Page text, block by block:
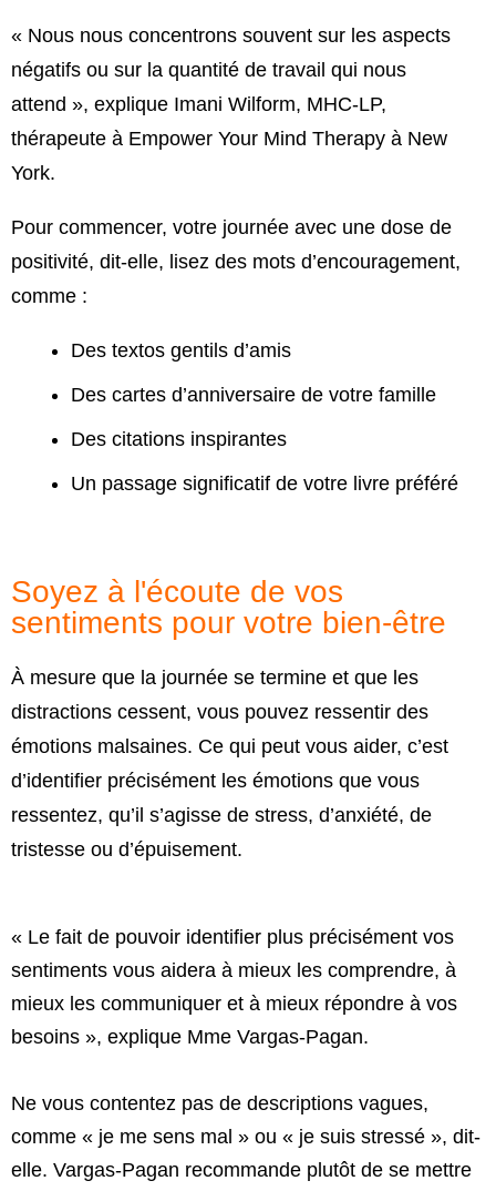
« Nous nous concentrons souvent sur les aspects
négatifs ou sur la quantité de travail qui nous
attend », explique Imani Wilform, MHC-LP,
thérapeute à Empower Your Mind Therapy à New
York.
Pour commencer, votre journée avec une dose de
positivité, dit-elle, lisez des mots d’encouragement,
comme :
Des textos gentils d’amis
Des cartes d’anniversaire de votre famille
Des citations inspirantes
Un passage significatif de votre livre préféré
Soyez à l'écoute de vos
sentiments pour votre bien-être
À mesure que la journée se termine et que les
distractions cessent, vous pouvez ressentir des
émotions malsaines. Ce qui peut vous aider, c’est
d’identifier précisément les émotions que vous
ressentez, qu’il s’agisse de stress, d’anxiété, de
tristesse ou d’épuisement.
« Le fait de pouvoir identifier plus précisément vos
sentiments vous aidera à mieux les comprendre, à
mieux les communiquer et à mieux répondre à vos
besoins », explique Mme Vargas-Pagan.
Ne vous contentez pas de descriptions vagues,
comme « je me sens mal » ou « je suis stressé », dit-
elle. Vargas-Pagan recommande plutôt de se mettre